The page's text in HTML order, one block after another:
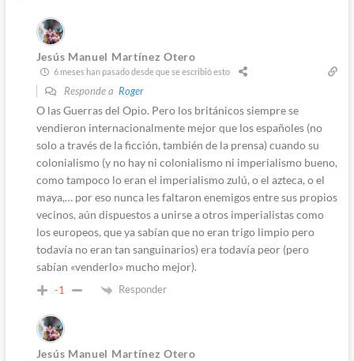
Jesús Manuel Martínez Otero
6 meses han pasado desde que se escribió esto
Responde a Roger
O las Guerras del Opio. Pero los británicos siempre se
vendieron internacionalmente mejor que los españoles (no
solo a través de la ficción, también de la prensa) cuando su
colonialismo (y no hay ni colonialismo ni imperialismo bueno,
como tampoco lo eran el imperialismo zulú, o el azteca, o el
maya,… por eso nunca les faltaron enemigos entre sus propios
vecinos, aún dispuestos a unirse a otros imperialistas como
los europeos, que ya sabían que no eran trigo limpio pero
todavía no eran tan sanguinarios) era todavía peor (pero
sabían «venderlo» mucho mejor).
-1 Responder
Jesús Manuel Martínez Otero